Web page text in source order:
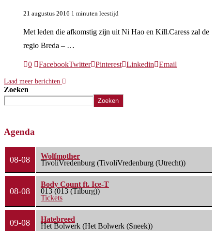
21 augustus 2016 1 minuten leestijd
Met leden die afkomstig zijn uit Ni Hao en Kill.Caress zal de
regio Breda – …
0 FacebookTwitter Pinterest Linkedin Email
Laad meer berichten
Zoeken
Zoeken
Agenda
08-08
Wolfmother
TivoliVredenburg (TivoliVredenburg (Utrecht))
08-08
Body Count ft. Ice-T
013 (013 (Tilburg))
Tickets
09-08
Hatebreed
Het Bolwerk (Het Bolwerk (Sneek))